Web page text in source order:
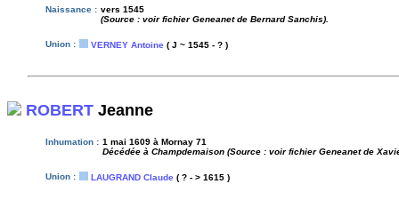
Naissance : vers 1545
(Source : voir fichier Geneanet de Bernard Sanchis).
Union : VERNEY Antoine ( J ~ 1545 - ? )
ROBERT Jeanne
Inhumation : 1 mai 1609 à Mornay 71
Décédée à Champdemaison (Source : voir fichier Geneanet de
Union : LAUGRAND Claude ( ? - > 1615 )